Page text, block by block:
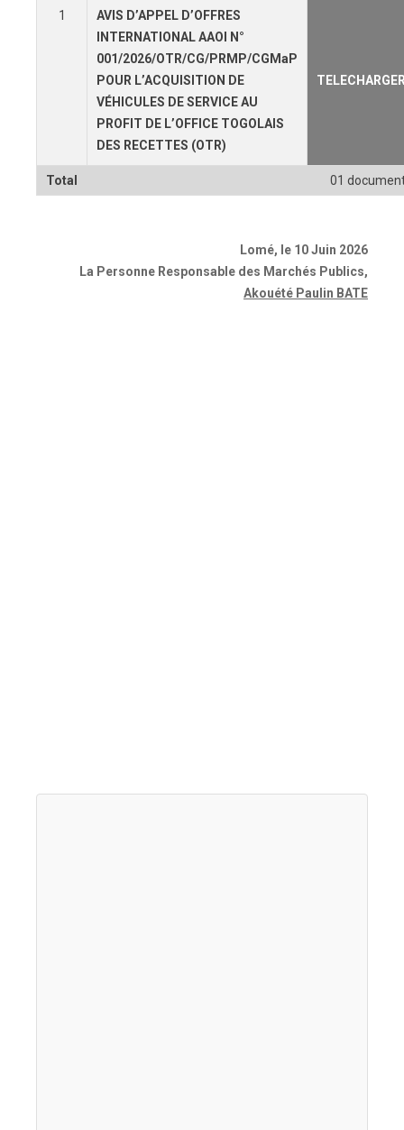
Total 01
1
AVIS D’APPEL D’OFFRES
INTERNATIONAL AAOI N°
001/2026/OTR/CG/PRMP/CGMaP
POUR L’ACQUISITION DE
VÉHICULES DE SERVICE AU
PROFIT DE L’OFFICE TOGOLAIS
DES RECETTES (OTR)
Lomé, le 10 Juin 2026
La Personne Responsable des Marchés Publics,
Akouété Paulin BATE